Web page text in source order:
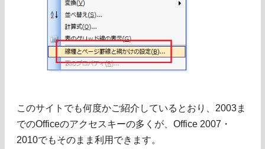
このサイトでも何度かご紹介しているとおり、2003ま
でのOfficeのアクセスキーの多くが、Office 2007・
2010でもそのまま利用できます。